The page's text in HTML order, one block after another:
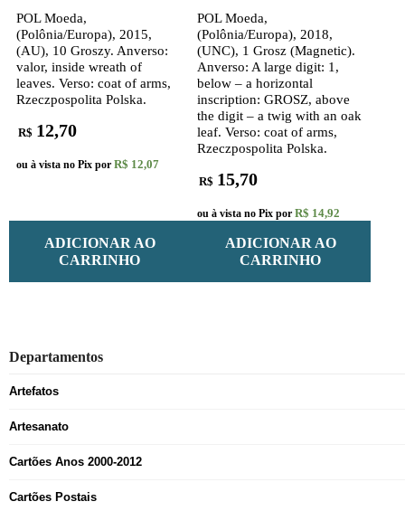
POL Moeda,
(Polônia/Europa), 2015,
(AU), 10 Groszy. Anverso:
valor, inside wreath of
leaves. Verso: coat of arms,
Rzeczpospolita Polska.
R$ 12,70
ou à vista no Pix por R$ 12,07
ADICIONAR AO
CARRINHO
POL Moeda,
(Polônia/Europa), 2018,
(UNC), 1 Grosz (Magnetic).
Anverso: A large digit: 1,
below – a horizontal
inscription: GROSZ, above
the digit – a twig with an oak
leaf. Verso: coat of arms,
Rzeczpospolita Polska.
R$ 15,70
ou à vista no Pix por R$ 14,92
ADICIONAR AO
CARRINHO
Departamentos
Artefatos
Artesanato
Cartões Anos 2000-2012
Cartões Postais